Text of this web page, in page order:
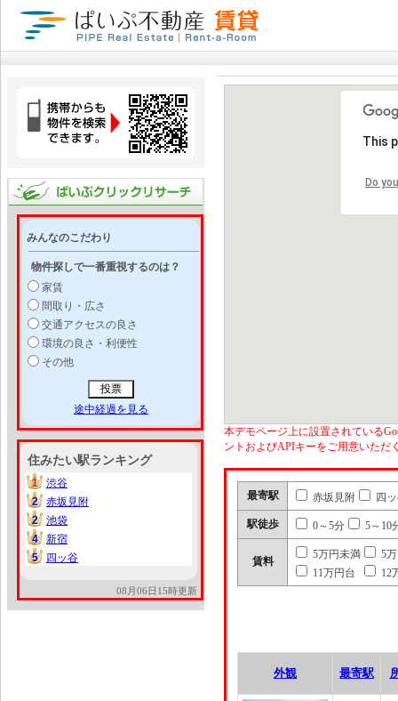
みんなのこだわり
物件探しで一番重視するのは？
家賃
間取り・広さ
交通アクセスの良さ
環境の良さ・利便性
その他
途中経過を見る
住みたい駅ランキング
1
1
渋谷
2
2
赤坂見附
2
2
池袋
4
4
新宿
5
5 四ッ谷
08月06日15時更新
This
Do
本デモページ上に設置されている
ントおよびAPIキーをご用意いただ
最寄駅 赤坂見附 四
駅徒歩 0～5分 5～10
賃料
5万円未満
5
11万円台
12
外観 最寄駅